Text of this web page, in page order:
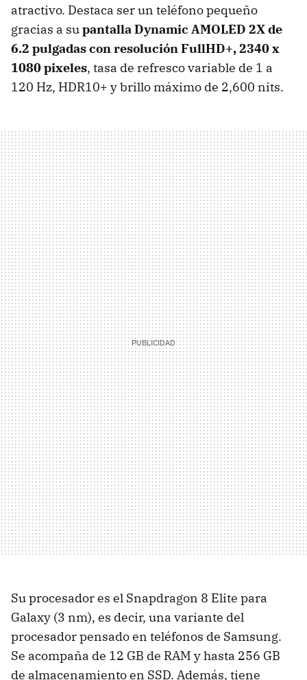
atractivo. Destaca ser un teléfono pequeño
gracias a supantallaDynamic AMOLED 2X de
6.2 pulgadas con resolución FullHD+, 2340 x
1080 pixeles, tasa de refresco variable de 1 a
120 Hz, HDR10+ y brillo máximo de 2,600 nits.
Su procesador es el Snapdragon 8 Elite para
Galaxy (3 nm), es decir, una variante del
procesador pensado en teléfonos de Samsung.
Se acompaña de 12 GB de RAM y hasta 256 GB
de almacenamiento en SSD. Además, tiene